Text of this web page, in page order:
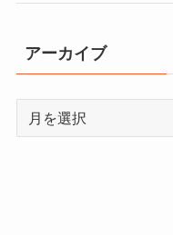
アーカイブ